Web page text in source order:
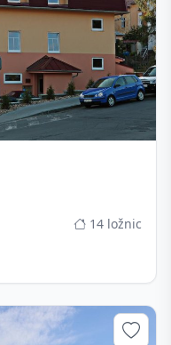
14 ložnic